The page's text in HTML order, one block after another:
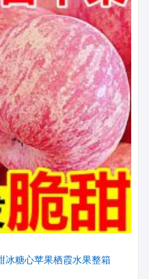
冰糖心苹果栖霞水果整箱